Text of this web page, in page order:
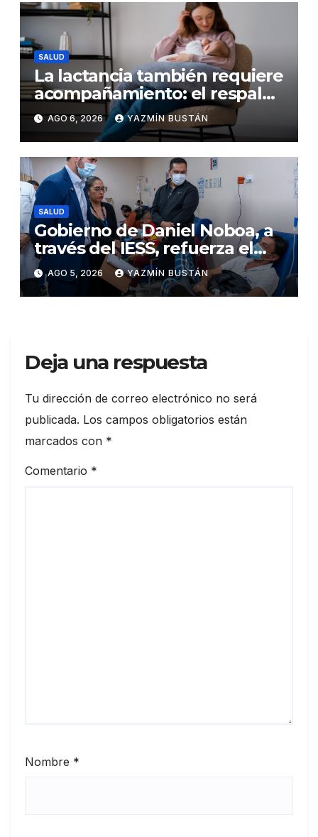
SALUD
La lactancia también requiere
acompañamiento: el respaldo
que necesitan la madre y el
bebé
AGO 6, 2026 YAZMÍN BUSTÁN
SALUD
Gobierno de Daniel Noboa, a
través del IESS, refuerza el
abastecimiento de insulina
en 86 establecimientos de
salud
AGO 5, 2026 YAZMÍN BUSTÁN
Deja una respuesta
Tu dirección de correo electrónico no será
publicada. Los campos obligatorios están
marcados con *
Comentario *
Nombre *